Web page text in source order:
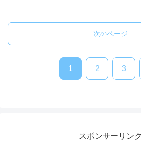
次のページ
1 2 3
スポンサーリンク